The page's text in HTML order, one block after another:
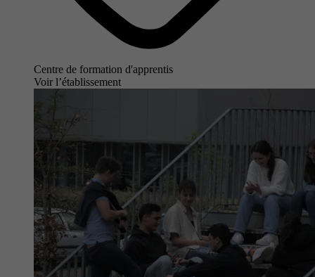
Centre de formation d'apprentis
Voir l’établissement